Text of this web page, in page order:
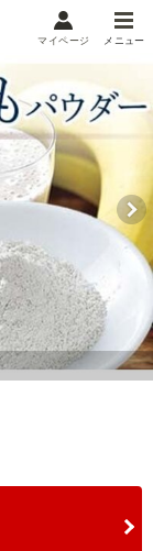
メニュー
マイページ